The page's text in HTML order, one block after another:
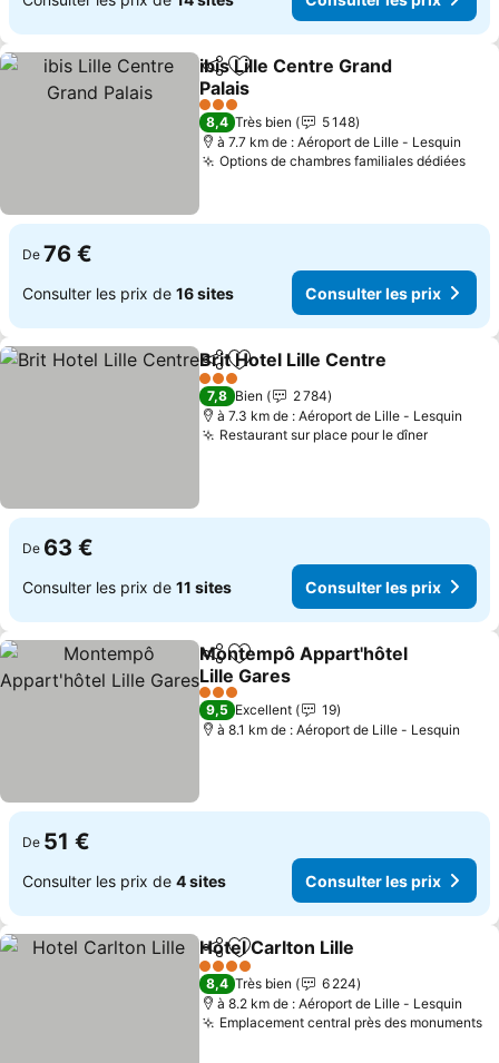
PartagerAjouter à mes favoris
ibis Lille Centre Grand
Palais
3 Étoiles
8,4 Très bien
5 148
à 7.7 km de : Aéroport de Lille - Lesquin
Options de chambres familiales dédiées
De 76 €
Consulter les prix de 16 sites Consulter les prix
PartagerAjouter à mes favoris
Brit Hotel Lille Centre
3 Étoiles
7,8 Bien
2 784
à 7.3 km de : Aéroport de Lille - Lesquin
Restaurant sur place pour le dîner
De 63 €
Consulter les prix de 11 sites Consulter les prix
PartagerAjouter à mes favoris
Montempô Appart'hôtel
Lille Gares
3 Étoiles
9,5 Excellent
19
à 8.1 km de : Aéroport de Lille - Lesquin
De 51 €
Consulter les prix de 4 sites Consulter les prix
PartagerAjouter à mes favoris
Hotel Carlton Lille
4 Étoiles
8,4 Très bien
6 224
à 8.2 km de : Aéroport de Lille - Lesquin
Emplacement central près des monuments